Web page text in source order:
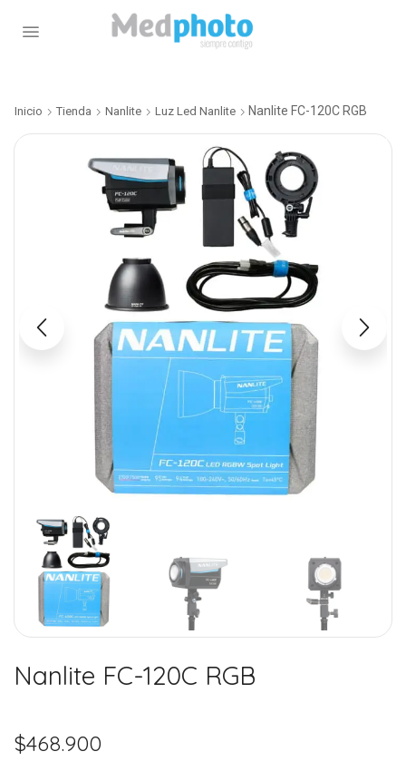
Inicio Tienda Nanlite Luz Led Nanlite Nanlite FC-120C RGB
Nanlite FC-120C RGB
$468.900